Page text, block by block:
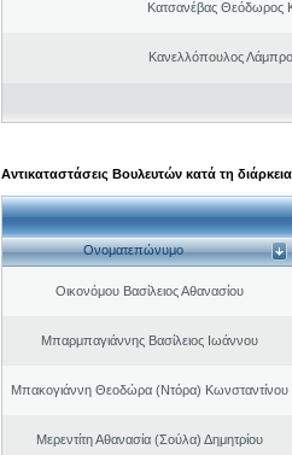
Κατσανέβας Θεόδωρος
Κανελλόπουλος
Αντικαταστάσεις Βουλευτών κατά τη
Ονοματεπώνυμο
Οικονόμου Βασίλειος Αθανασίου
Μπαρμπαγιάννης Βασίλειος Ιωάννου
Μπακογιάννη Θεοδώρα (Ντόρα) Κωνσταντίνου
Μερεντίτη Αθανασία (Σούλα) Δημητρίου